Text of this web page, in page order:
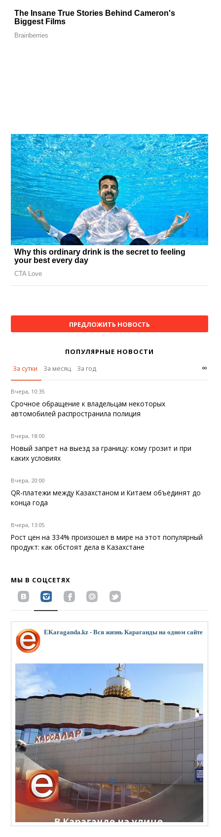
ПРЕДЛОЖИТЬ НОВОСТЬ
ПОПУЛЯРНЫЕ НОВОСТИ
За сутки
За месяц За год ∞
Вчера, 10:35
Срочное обращение к владельцам некоторых
автомобилей распространила полиция
Вчера, 18:00
Новый запрет на выезд за границу: кому грозит и при
каких условиях
Вчера, 20:00
QR-платежи между Казахстаном и Китаем объединят до
конца года
Вчера, 13:05
Рост цен на 334% произошел в мире на этот популярный
продукт: как обстоят дела в Казахстане
МЫ В СОЦСЕТЯХ
EKaraganda.kz - Вся жизнь Караганды на одном сайте